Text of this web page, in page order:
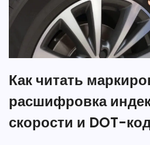
Как читать
расшифровка
скорости и DOT-